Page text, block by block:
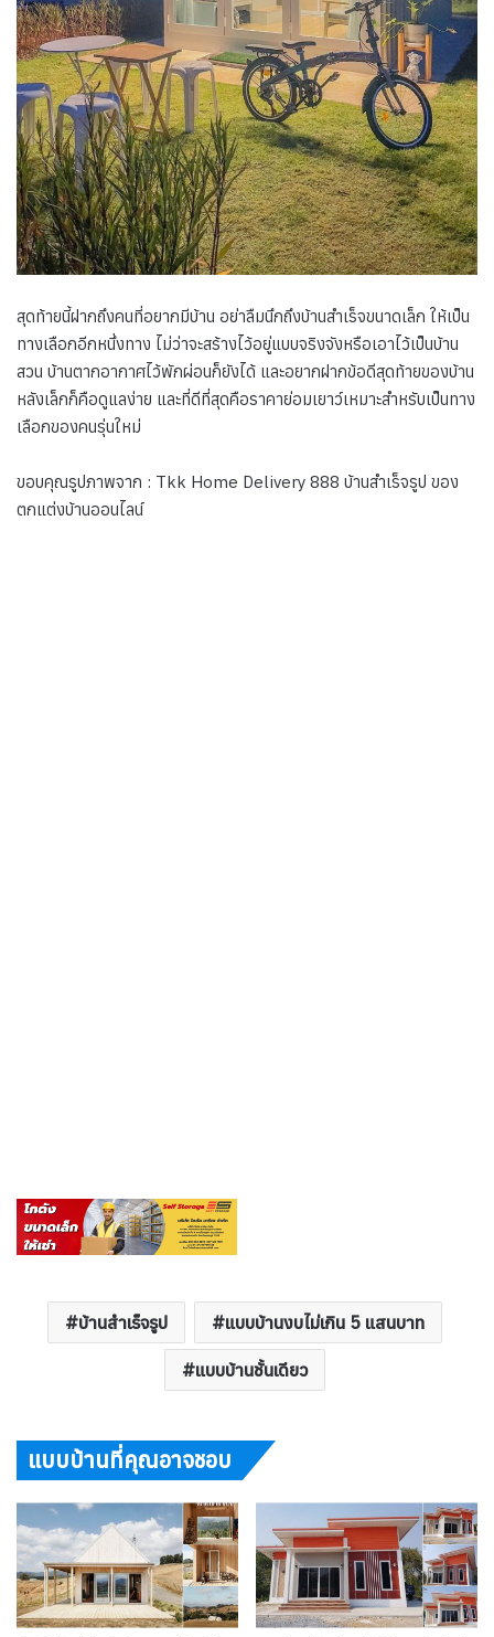
สุดท้ายนี้ฝากถึงคนที่อยากมีบ้าน อย่าลืมนึกถึงบ้านสำเร็จขนาดเล็ก ให้เป็น
ทางเลือกอีกหนึ่งทาง ไม่ว่าจะสร้างไว้อยู่แบบจริงจังหรือเอาไว้เป็นบ้าน
สวน บ้านตากอากาศไว้พักผ่อนก็ยังได้ และอยากฝากข้อดีสุดท้ายของบ้าน
หลังเล็กก็คือดูแลง่าย และที่ดีที่สุดคือราคาย่อมเยาว์เหมาะสำหรับเป็นทาง
เลือกของคนรุ่นใหม่
ขอบคุณรูปภาพจาก : Tkk Home Delivery 888 บ้านสำเร็จรูป ของ
ตกแต่งบ้านออนไลน์
บ้านสำเร็จรูป แบบบ้านงบไม่เกิน 5 แสนบาท
แบบบ้านชั้นเดียว
แบบบ้านที่คุณอาจชอบ